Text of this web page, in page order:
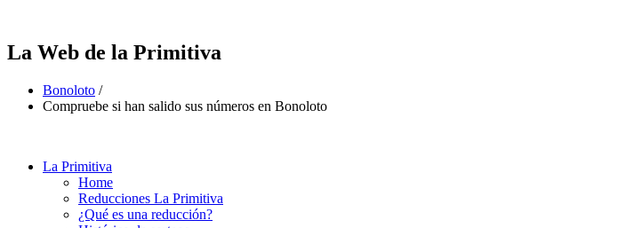
La Web de la Primitiva
Bonoloto /
Compruebe si han salido sus números en Bonoloto
La Primitiva
Home
Reducciones La Primitiva
¿Qué es una reducción?